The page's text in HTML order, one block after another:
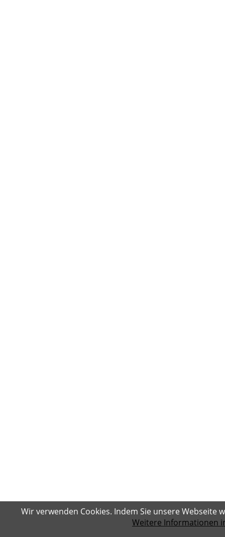
Wir verwenden Cookies. Indem Sie unsere Webseite
Weitere Informationen